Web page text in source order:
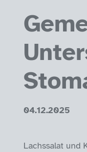
04.12.2025
Lachssalat und